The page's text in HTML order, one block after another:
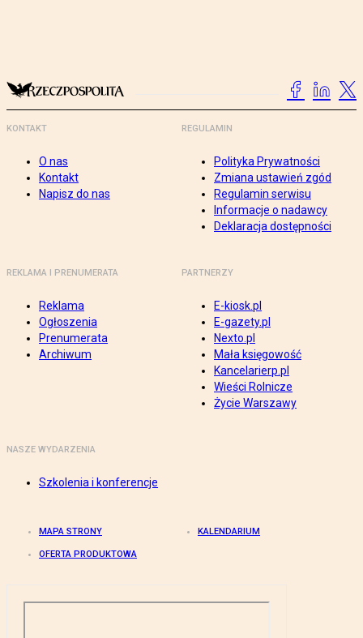
KONTAKT
O nas
Kontakt
Napisz do nas
REGULAMIN
Polityka Prywatności
Zmiana ustawień zgód
Regulamin serwisu
Informacje o nadawcy
Deklaracja dostępności
REKLAMA I PRENUMERATA
Reklama
Ogłoszenia
Prenumerata
Archiwum
PARTNERZY
E-kiosk.pl
E-gazety.pl
Nexto.pl
Mała księgowość
Kancelarierp.pl
Wieści Rolnicze
Życie Warszawy
NASZE WYDARZENIA
Szkolenia i konferencje
MAPA STRONY KALENDARIUM
OFERTA PRODUKTOWA